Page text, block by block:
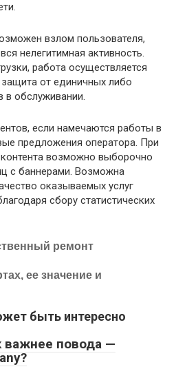
взлом пользователя,
нелегитимная активность.
работа осуществляется
от единичных либо
в обслуживании.
если намечаются работы в
предложения оператора. При
возможно выборочно
с баннерами. Возможна
оказываемых услуг
сбору статистических
ремонт
ее значение и
быть интересно
важнее повода —